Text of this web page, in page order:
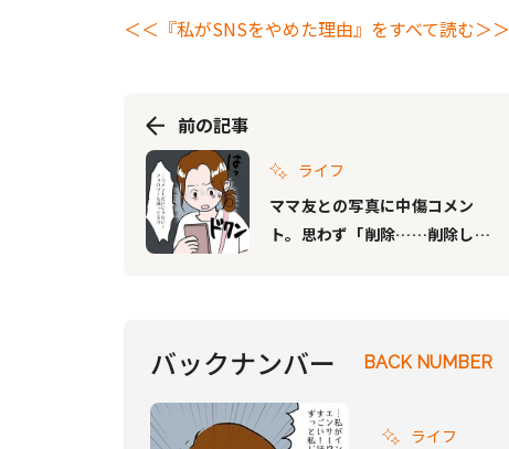
＜＜『私がSNSをやめた理由』をすべて読む＞＞
前の記事
ライフ
ママ友との写真に中傷コメン
ト。思わず「削除……削除しな
バックナンバー BACK NUMBER
ライフ